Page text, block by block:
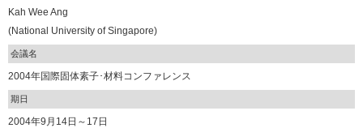
Kah Wee Ang
(National University of Singapore)
会議名
2004年国際固体素子･材料コンファレンス
期日
2004年9月14日～17日